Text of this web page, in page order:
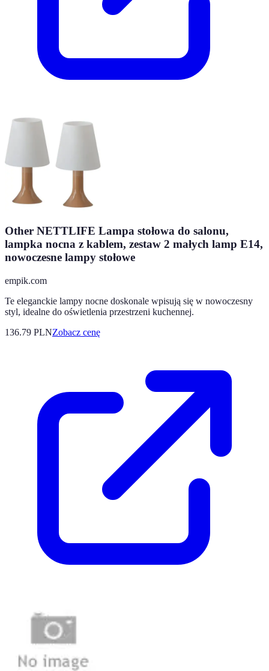
Other NETTLIFE Lampa stołowa do salonu,
lampka nocna z kablem, zestaw 2 małych lamp E14,
nowoczesne lampy stołowe
empik.com
Te eleganckie lampy nocne doskonale wpisują się w nowoczesny
styl, idealne do oświetlenia przestrzeni kuchennej.
136.79 PLNZobacz cenę